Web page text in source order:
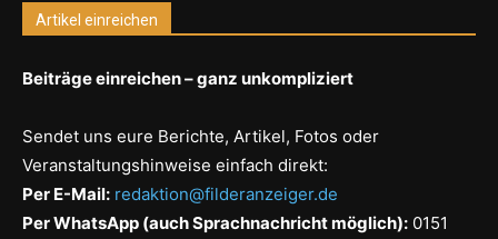
Artikel einreichen
Beiträge einreichen – ganz unkompliziert
Sendet uns eure Berichte, Artikel, Fotos oder
Veranstaltungshinweise einfach direkt:
Per E-Mail: redaktion@filderanzeiger.de
Per WhatsApp (auch Sprachnachricht möglich): 0151